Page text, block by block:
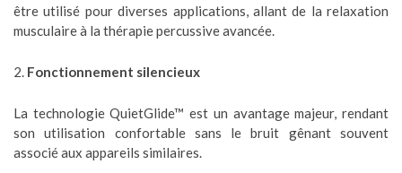
être utilisé pour diverses applications, allant de la relaxation
musculaire à la thérapie percussive avancée.
2. Fonctionnement silencieux
La technologie QuietGlide™ est un avantage majeur, rendant
son utilisation confortable sans le bruit gênant souvent
associé aux appareils similaires.